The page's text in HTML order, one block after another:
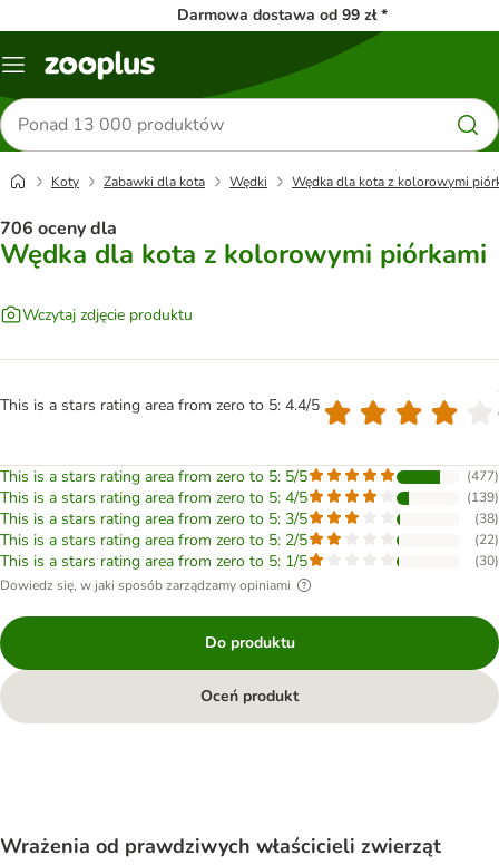
Darmowa dostawa od 99 zł *
Menu
Szukaj
produktów
Koty Zabawki dla kota Wędki Wędka dla kota z kolorowymi
706 oceny dla
Wędka dla kota z kolorowymi piórkami
Wczytaj zdjęcie produktu
This is a stars rating area from zero to 5: 4.4/5
This is a stars rating area from zero to 5: 5/5 (477)
This is a stars rating area from zero to 5: 4/5 (139)
This is a stars rating area from zero to 5: 3/5 (38)
This is a stars rating area from zero to 5: 2/5 (22)
This is a stars rating area from zero to 5: 1/5 (30)
Dowiedz się, w jaki sposób zarządzamy opiniami
Do produktu
Oceń produkt
Wrażenia od prawdziwych właścicieli zwierząt